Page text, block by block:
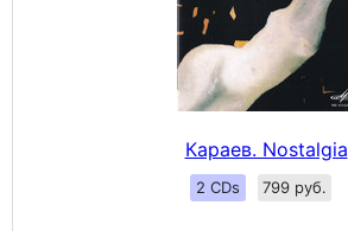
Караев. Nostalgia
2 CDs 799 руб.